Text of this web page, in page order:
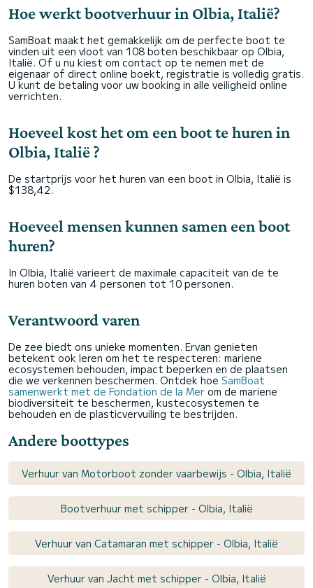
Hoe werkt bootverhuur in Olbia, Italië?
SamBoat maakt het gemakkelijk om de perfecte boot te
vinden uit een vloot van 108 boten beschikbaar op Olbia,
Italië. Of u nu kiest om contact op te nemen met de
eigenaar of direct online boekt, registratie is volledig gratis.
U kunt de betaling voor uw booking in alle veiligheid online
verrichten.
Hoeveel kost het om een boot te huren in
Olbia, Italië ?
De startprijs voor het huren van een boot in Olbia, Italië is
$138,42.
Hoeveel mensen kunnen samen een boot
huren?
In Olbia, Italië varieert de maximale capaciteit van de te
huren boten van 4 personen tot 10 personen.
Verantwoord varen
De zee biedt ons unieke momenten. Ervan genieten
betekent ook leren om het te respecteren: mariene
ecosystemen behouden, impact beperken en de plaatsen
die we verkennen beschermen. Ontdek hoe SamBoat
samenwerkt met de Fondation de la Mer om de mariene
biodiversiteit te beschermen, kustecosystemen te
behouden en de plasticvervuiling te bestrijden.
Andere boottypes
Verhuur van Motorboot zonder vaarbewijs - Olbia, Italië
Bootverhuur met schipper - Olbia, Italië
Verhuur van Catamaran met schipper - Olbia, Italië
Verhuur van Jacht met schipper - Olbia, Italië